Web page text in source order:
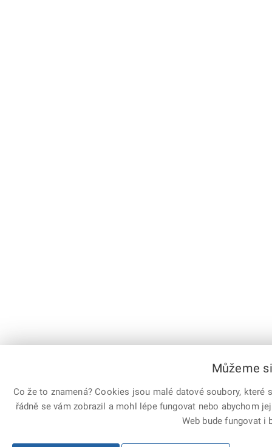
Můžeme
Co že to znamená? Cookies jsou malé datové soubory,
řádně se vám zobrazil a mohl lépe fungovat nebo abychom
Web bude fungovat i